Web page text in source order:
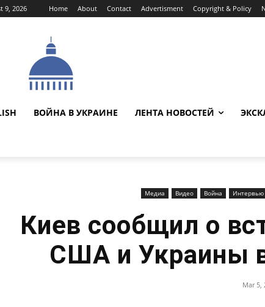
9, 2026 Home About Contact Advertisment Copyright & Policy
ВОЙНА В УКРАИНЕ ЛЕНТА НОВОСТЕЙ
Медиа Видео Война Интервью
Киев сообщил о
США и Украины
Mar 5,